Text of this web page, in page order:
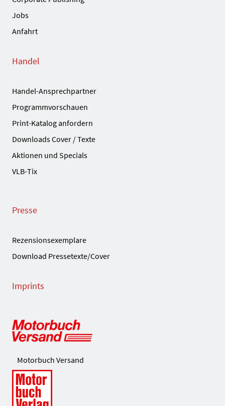
Jobs
Anfahrt
Handel
Handel-Ansprechpartner
Programmvorschauen
Print-Katalog anfordern
Downloads Cover / Texte
Aktionen und Specials
VLB-Tix
Presse
Rezensionsexemplare
Download Pressetexte/Cover
Imprints
Motorbuch Versand